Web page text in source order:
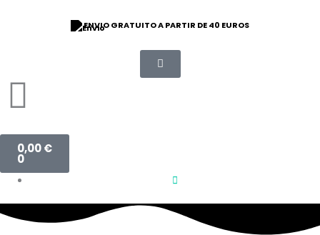
⭐ 9/10 CLASSIFICAÇÃO
0,00€
0
Carrinho